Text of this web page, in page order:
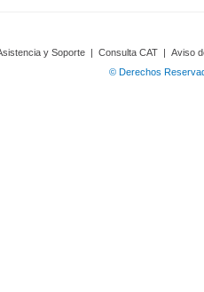
y Soporte | Consulta CAT | Aviso
© Derechos